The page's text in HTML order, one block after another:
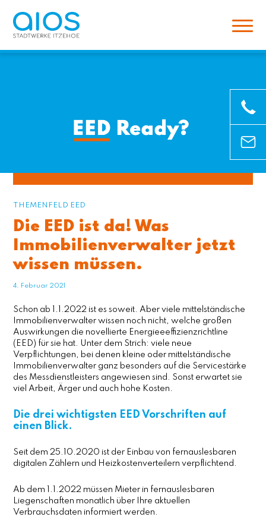
THEMENFELD EED
Die EED ist da! Was
Immobilienverwalter jetzt
wissen müssen.
4. Februar 2021
Schon ab 1.1.2022 ist es soweit. Aber viele mittelständische
Immobilienverwalter wissen noch nicht, welche großen
Auswirkungen die novellierte Energieeeffizienzrichtline
(EED) für sie hat. Unter dem Strich: viele neue
Verpflichtungen, bei denen kleine oder mittelständische
Immobilienverwalter ganz besonders auf die Servicestärke
des Messdienstleisters angewiesen sind. Sonst erwartet sie
viel Arbeit, Ärger und auch hohe Kosten.
Die drei wichtigsten EED Vorschriften auf
einen Blick.
Seit dem 25.10.2020 ist der Einbau von fernauslesbaren
digitalen Zählern und Heizkostenverteilern verpflichtend.
Ab dem 1.1.2022 müssen Mieter in fernauslesbaren
Liegenschaften monatlich über Ihre aktuellen
Verbrauchsdaten informiert werden.